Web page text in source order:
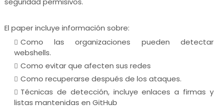
El paper incluye información sobre:
Como las organizaciones pueden detectar
webshells.
Como evitar que afecten sus redes
Como recuperarse después de los ataques.
Técnicas de detección, incluye enlaces a firmas y
listas mantenidas en GitHub